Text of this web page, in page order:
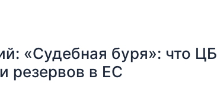
«Судебная буря»: что
резервов в ЕС